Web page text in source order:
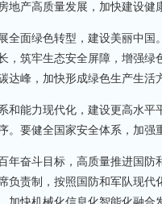
地产高质量发展，加快建设健
面绿色转型，建设美丽中国
，筑牢生态安全屏障，增强
达峰，加快形成绿色生产生活
能力现代化，建设更高水平
。要健全国家安全体系，加
奋斗目标，高质量推进国防
负责制，按照国防和军队现